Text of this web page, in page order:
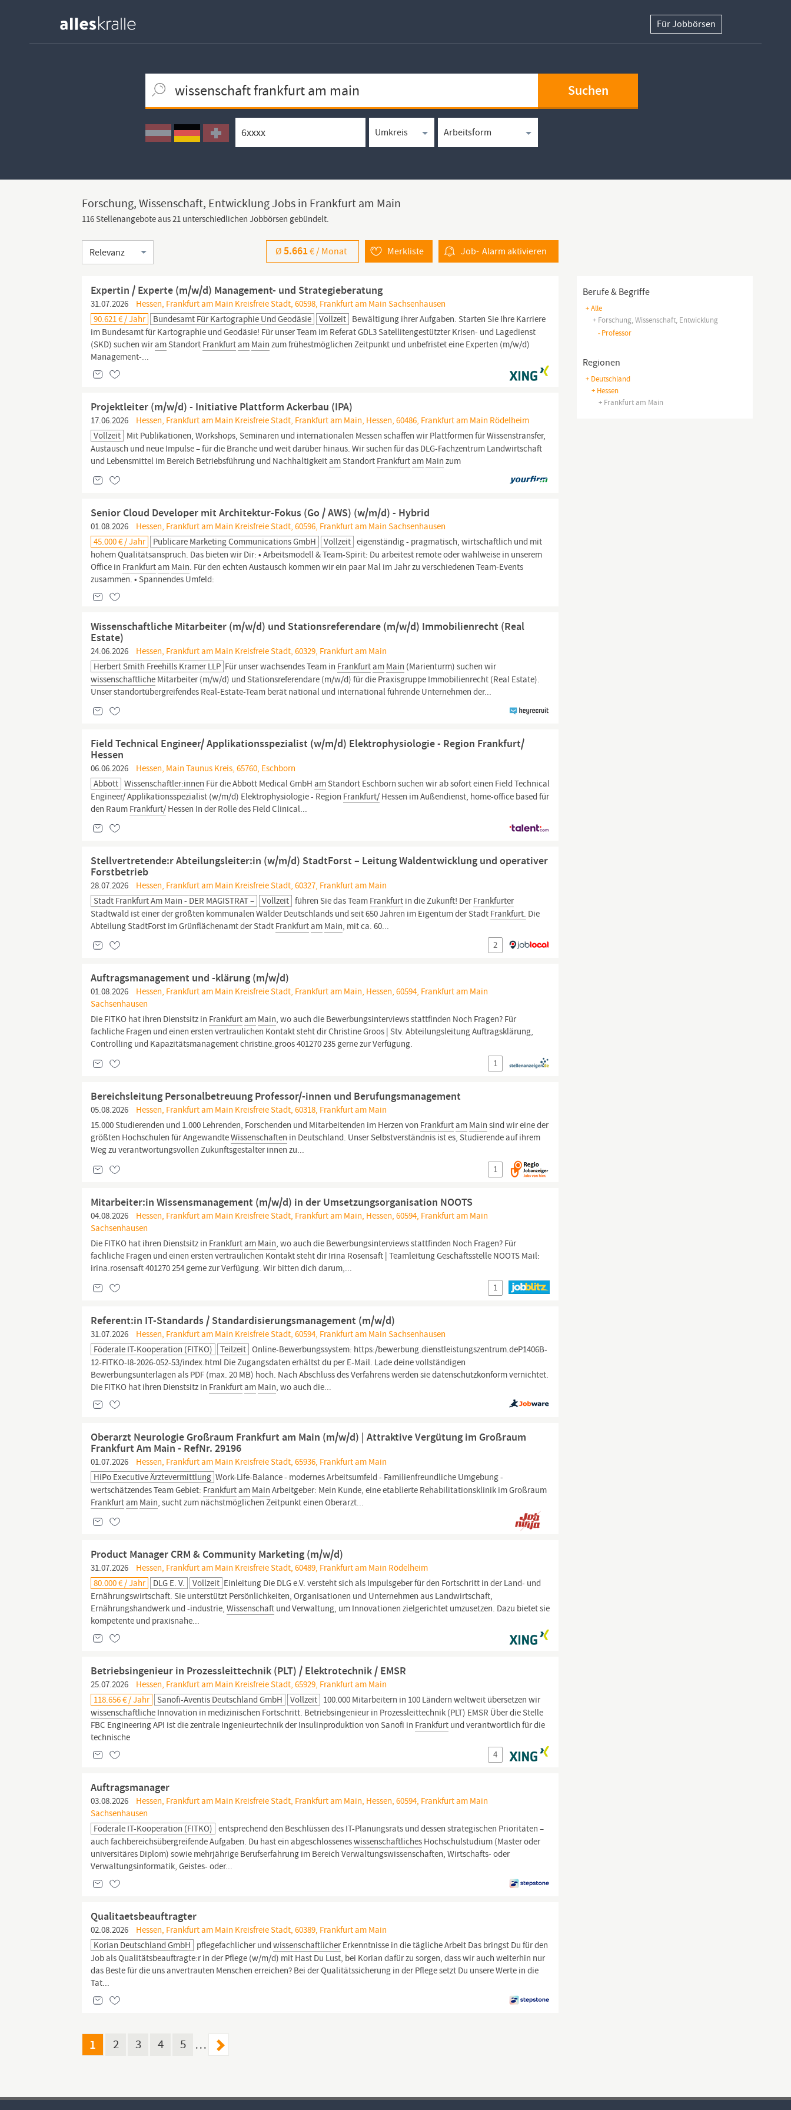
Für Jobbörsen
Ortssuche
Umkreissuche
Arbeitsform
Berufe & Begriffe
+ Alle
+ Forschung, Wissenschaft, Entwicklung
-Professor
Regionen
+ Deutschland
+ Hessen
+ Frankfurt am Main
Forschung, Wissenschaft, Entwicklung Jobs in Frankfurt am Main
116 Stellenangebote aus 21 unterschiedlichen Jobbörsen gebündelt.
Sortierung Job- Alarmaktivieren
Merkliste
Ø5.661€ / Monat
Expertin / Experte (m/w/d) Management- und Strategieberatung
31.07.2026
Hessen, Frankfurt am Main Kreisfreie Stadt, 60598, Frankfurt am Main Sachsenhausen
90.621 € / Jahr
Bundesamt Für Kartographie Und Geodäsie Vollzeit Bewältigung ihrer Aufgaben. Starten Sie Ihre Karriere
im Bundesamt für Kartographie und Geodäsie! Für unser Team im Referat GDL3 Satellitengestützter Krisen- und Lagedienst
(SKD) suchen wiram Standort Frankfurtam Main zum frühestmöglichen Zeitpunkt und unbefristet eine Experten (m/w/d)
Management-...
Projektleiter (m/w/d) - Initiative Plattform Ackerbau (IPA)
17.06.2026
Hessen, Frankfurt am Main Kreisfreie Stadt, Frankfurt am Main, Hessen, 60486, Frankfurt am Main Rödelheim
Vollzeit Mit Publikationen, Workshops, Seminaren und internationalen Messen schaffen wir Plattformen für Wissenstransfer,
Austausch und neue Impulse – für die Branche und weit darüber hinaus. Wir suchen für das DLG-Fachzentrum Landwirtschaft
und Lebensmittel im Bereich Betriebsführung und Nachhaltigkeitam Standort Frankfurtam Main zum
Senior Cloud Developer mit Architektur-Fokus (Go / AWS) (w/m/d) - Hybrid
01.08.2026
Hessen, Frankfurt am Main Kreisfreie Stadt, 60596, Frankfurt am Main Sachsenhausen
45.000 € / Jahr
Publicare Marketing Communications GmbH Vollzeit eigenständig - pragmatisch, wirtschaftlich und mit
hohem Qualitätsanspruch. Das bieten wir Dir: • Arbeitsmodell & Team-Spirit: Du arbeitest remote oder wahlweise in unserem
Office in Frankfurtam Main. Für den echten Austausch kommen wir ein paar Mal im Jahr zu verschiedenen Team-Events
zusammen. • Spannendes Umfeld:
Wissenschaftliche Mitarbeiter (m/w/d) und Stationsreferendare (m/w/d) Immobilienrecht (Real
Estate)
24.06.2026
Hessen, Frankfurt am Main Kreisfreie Stadt, 60329, Frankfurt am Main
Herbert Smith Freehills Kramer LLP Für unser wachsendes Team in Frankfurtam Main (Marienturm) suchen wir
wissenschaftliche Mitarbeiter (m/w/d) und Stationsreferendare (m/w/d) für die Praxisgruppe Immobilienrecht (Real Estate).
Unser standortübergreifendes Real-Estate-Team berät national und international führende Unternehmen der...
Field Technical Engineer/ Applikationsspezialist (w/m/d) Elektrophysiologie - Region Frankfurt/
Hessen
06.06.2026
Hessen, Main Taunus Kreis, 65760, Eschborn
Abbott Wissenschaftler:innen Für die Abbott Medical GmbHam Standort Eschborn suchen wir ab sofort einen Field Technical
Engineer/ Applikationsspezialist (w/m/d) Elektrophysiologie - Region Frankfurt/ Hessen im Außendienst, home-office based für
den Raum Frankfurt/ Hessen In der Rolle des Field Clinical...
Stellvertretende:r Abteilungsleiter:in (w/m/d) StadtForst – Leitung Waldentwicklung und operativer
Forstbetrieb
28.07.2026
Hessen, Frankfurt am Main Kreisfreie Stadt, 60327, Frankfurt am Main
Stadt Frankfurt Am Main - DER MAGISTRAT –
Vollzeit führen Sie das Team Frankfurt in die Zukunft! DerFrankfurter
Stadtwald ist einer der größten kommunalen Wälder Deutschlands und seit 650 Jahren im Eigentum der Stadt Frankfurt. Die
Abteilung StadtForst im Grünflächenamt der Stadt Frankfurtam Main, mit ca. 60...
2
Auftragsmanagement und -klärung (m/w/d)
01.08.2026
Hessen, Frankfurt am Main Kreisfreie Stadt, Frankfurt am Main, Hessen, 60594, Frankfurt am Main
Sachsenhausen
Die FITKO hat ihren Dienstsitz in Frankfurtam Main, wo auch die Bewerbungsinterviews stattfinden Noch Fragen? Für
fachliche Fragen und einen ersten vertraulichen Kontakt steht dir Christine Groos | Stv. Abteilungsleitung Auftragsklärung,
Controlling und Kapazitätsmanagement christine.groos 401270 235 gerne zur Verfügung.
1
Bereichsleitung Personalbetreuung Professor/-innen und Berufungsmanagement
05.08.2026
Hessen, Frankfurt am Main Kreisfreie Stadt, 60318, Frankfurt am Main
15.000 Studierenden und 1.000 Lehrenden, Forschenden und Mitarbeitenden im Herzen von Frankfurtam Main sind wir eine der
größten Hochschulen für AngewandteWissenschaften in Deutschland. Unser Selbstverständnis ist es, Studierende auf ihrem
Weg zu verantwortungsvollen Zukunftsgestalter innen zu...
1
Mitarbeiter:in Wissensmanagement (m/w/d) in der Umsetzungsorganisation NOOTS
04.08.2026
Hessen, Frankfurt am Main Kreisfreie Stadt, Frankfurt am Main, Hessen, 60594, Frankfurt am Main
Sachsenhausen
Die FITKO hat ihren Dienstsitz in Frankfurtam Main, wo auch die Bewerbungsinterviews stattfinden Noch Fragen? Für
fachliche Fragen und einen ersten vertraulichen Kontakt steht dir Irina Rosensaft | Teamleitung Geschäftsstelle NOOTS Mail:
irina.rosensaft 401270 254 gerne zur Verfügung. Wir bitten dich darum,...
1
Referent:in IT-Standards / Standardisierungsmanagement (m/w/d)
31.07.2026
Hessen, Frankfurt am Main Kreisfreie Stadt, 60594, Frankfurt am Main Sachsenhausen
Föderale IT-Kooperation (FITKO)
Teilzeit Online-Bewerbungssystem: https:/bewerbung.dienstleistungszentrum.deP1406B-
12-FITKO-I8-2026-052-53/index.html Die Zugangsdaten erhältst du per E-Mail. Lade deine vollständigen
Bewerbungsunterlagen als PDF (max. 20 MB) hoch. Nach Abschluss des Verfahrens werden sie datenschutzkonform vernichtet.
Die FITKO hat ihren Dienstsitz in Frankfurtam Main, wo auch die...
Oberarzt Neurologie Großraum Frankfurt am Main (m/w/d) | Attraktive Vergütung im Großraum
Frankfurt Am Main - RefNr. 29196
01.07.2026
Hessen, Frankfurt am Main Kreisfreie Stadt, 65936, Frankfurt am Main
HiPo Executive Ärztevermittlung Work-Life-Balance - modernes Arbeitsumfeld - Familienfreundliche Umgebung -
wertschätzendes Team Gebiet: Frankfurtam Main Arbeitgeber: Mein Kunde, eine etablierte Rehabilitationsklinik im Großraum
Frankfurtam Main, sucht zum nächstmöglichen Zeitpunkt einen Oberarzt...
Product Manager CRM & Community Marketing (m/w/d)
31.07.2026
Hessen, Frankfurt am Main Kreisfreie Stadt, 60489, Frankfurt am Main Rödelheim
80.000 € / Jahr
DLG E. V. Vollzeit Einleitung Die DLG e.V. versteht sich als Impulsgeber für den Fortschritt in der Land- und
Ernährungswirtschaft. Sie unterstützt Persönlichkeiten, Organisationen und Unternehmen aus Landwirtschaft,
Ernährungshandwerk und -industrie,Wissenschaft und Verwaltung, um Innovationen zielgerichtet umzusetzen. Dazu bietet sie
kompetente und praxisnahe...
Betriebsingenieur in Prozessleittechnik (PLT) / Elektrotechnik / EMSR
25.07.2026
Hessen, Frankfurt am Main Kreisfreie Stadt, 65929, Frankfurt am Main
118.656 € / Jahr
Sanofi-Aventis Deutschland GmbH Vollzeit 100.000 Mitarbeitern in 100 Ländern weltweit übersetzen wir
wissenschaftliche Innovation in medizinischen Fortschritt. Betriebsingenieur in Prozessleittechnik (PLT) EMSR Über die Stelle
FBC Engineering API ist die zentrale Ingenieurtechnik der Insulinproduktion von Sanofi in Frankfurt und verantwortlich für die
technische
4
Auftragsmanager
03.08.2026
Hessen, Frankfurt am Main Kreisfreie Stadt, Frankfurt am Main, Hessen, 60594, Frankfurt am Main
Sachsenhausen
Föderale IT-Kooperation (FITKO) entsprechend den Beschlüssen des IT-Planungsrats und dessen strategischen Prioritäten –
auch fachbereichsübergreifende Aufgaben. Du hast ein abgeschlosseneswissenschaftliches Hochschulstudium (Master oder
universitäres Diplom) sowie mehrjährige Berufserfahrung im Bereich Verwaltungswissenschaften, Wirtschafts- oder
Verwaltungsinformatik, Geistes- oder...
Qualitaetsbeauftragter
02.08.2026
Hessen, Frankfurt am Main Kreisfreie Stadt, 60389, Frankfurt am Main
Korian Deutschland GmbH pflegefachlicher undwissenschaftlicherErkenntnisse in die tägliche Arbeit Das bringst Du für den
Job als Qualitätsbeauftragte:r in der Pflege (w/m/d) mit Hast Du Lust, bei Korian dafür zu sorgen, dass wir auch weiterhin nur
das Beste für die uns anvertrauten Menschen erreichen? Bei der Qualitätssicherung in der Pflege setzt Du unsere Werte in die
Tat...
1 2 3 4 5 …